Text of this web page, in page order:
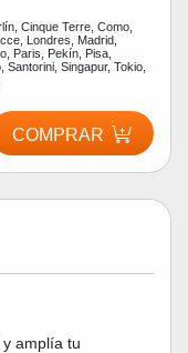
Cinque Terre, Como,
Londres, Madrid,
Paris, Pekín, Pisa,
Singapur, Tokio,
COMPRAR
amplía tu